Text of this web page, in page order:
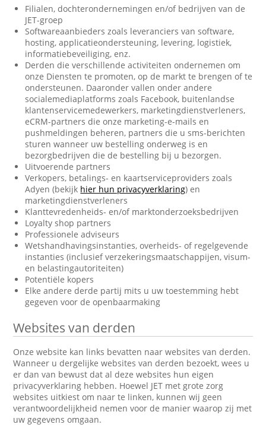
Filialen, dochterondernemingen en/of bedrijven van de
JET-groep
Softwareaanbieders zoals leveranciers van software,
hosting, applicatieondersteuning, levering, logistiek,
informatiebeveiliging, enz.
Derden die verschillende activiteiten ondernemen om
onze Diensten te promoten, op de markt te brengen of te
ondersteunen. Daaronder vallen onder andere
socialemediaplatforms zoals Facebook, buitenlandse
klantenservicemedewerkers, marketingdienstverleners,
eCRM-partners die onze marketing-e-mails en
pushmeldingen beheren, partners die u sms-berichten
sturen wanneer uw bestelling onderweg is en
bezorgbedrijven die de bestelling bij u bezorgen.
Uitvoerende partners
Verkopers, betalings- en kaartserviceproviders zoals
Adyen (bekijk hier hun privacyverklaring) en
marketingdienstverleners
Klanttevredenheids- en/of marktonderzoeksbedrijven
Loyalty shop partners
Professionele adviseurs
Wetshandhavingsinstanties, overheids- of regelgevende
instanties (inclusief verzekeringsmaatschappijen, visum-
en belastingautoriteiten)
Potentiële kopers
Elke andere derde partij mits u uw toestemming hebt
gegeven voor de openbaarmaking
Websites van derden
Onze website kan links bevatten naar websites van derden.
Wanneer u dergelijke websites van derden bezoekt, wees u
er dan van bewust dat al deze websites hun eigen
privacyverklaring hebben. Hoewel JET met grote zorg
websites uitkiest om naar te linken, kunnen wij geen
verantwoordelijkheid nemen voor de manier waarop zij met
uw gegevens omgaan.